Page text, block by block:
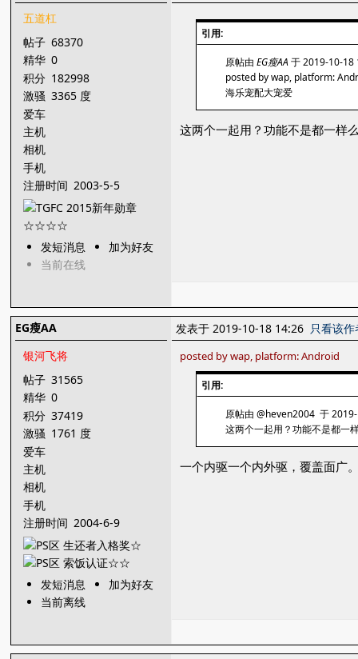
五道杠
帖子 68370
精华 0
积分 182998
激骚 3365 度
爱车
主机
相机
手机
注册时间 2003-5-5
发短消息
加为好友
当前在线
引用:
原帖由EG瘦AA于 2019-10-
posted by wap, platform:
海乐宠配大宠爱
这两个一起用？功能不是都一样
EG瘦AA
银河飞将
帖子 31565
精华 0
积分 37419
激骚 1761 度
爱车
主机
相机
手机
注册时间 2004-6-9
发短消息
加为好友
当前离线
发表于 2019-10-18 14:26 只看该作
posted by wap, platform: Android
引用:
原帖由 @heven2004 于
这两个一起用？功能不是都一
一个内驱一个内外驱，覆盖面广